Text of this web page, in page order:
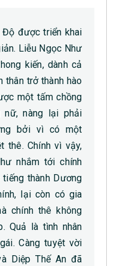
Độ được triển khai
Liễu Ngọc Như
kiến, dành cả
thân trở thành hào
một tấm chồng
nữ, nàng lại phải
bởi vì có một
thê. Chính vì vậy,
nhắm tới chính
thành Dương
lại còn có gia
chính thê không
Quả là tình nhân
Càng tuyệt vời
Diệp Thế An đã